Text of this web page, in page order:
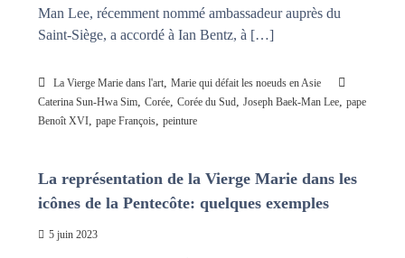
Man Lee, récemment nommé ambassadeur auprès du
Saint-Siège, a accordé à Ian Bentz, à […]
La Vierge Marie dans l'art, Marie qui défait les noeuds en Asie
Caterina Sun-Hwa Sim, Corée, Corée du Sud, Joseph Baek-Man Lee, pape
Benoît XVI, pape François, peinture
La représentation de la Vierge Marie dans les
icônes de la Pentecôte: quelques exemples
5 juin 2023